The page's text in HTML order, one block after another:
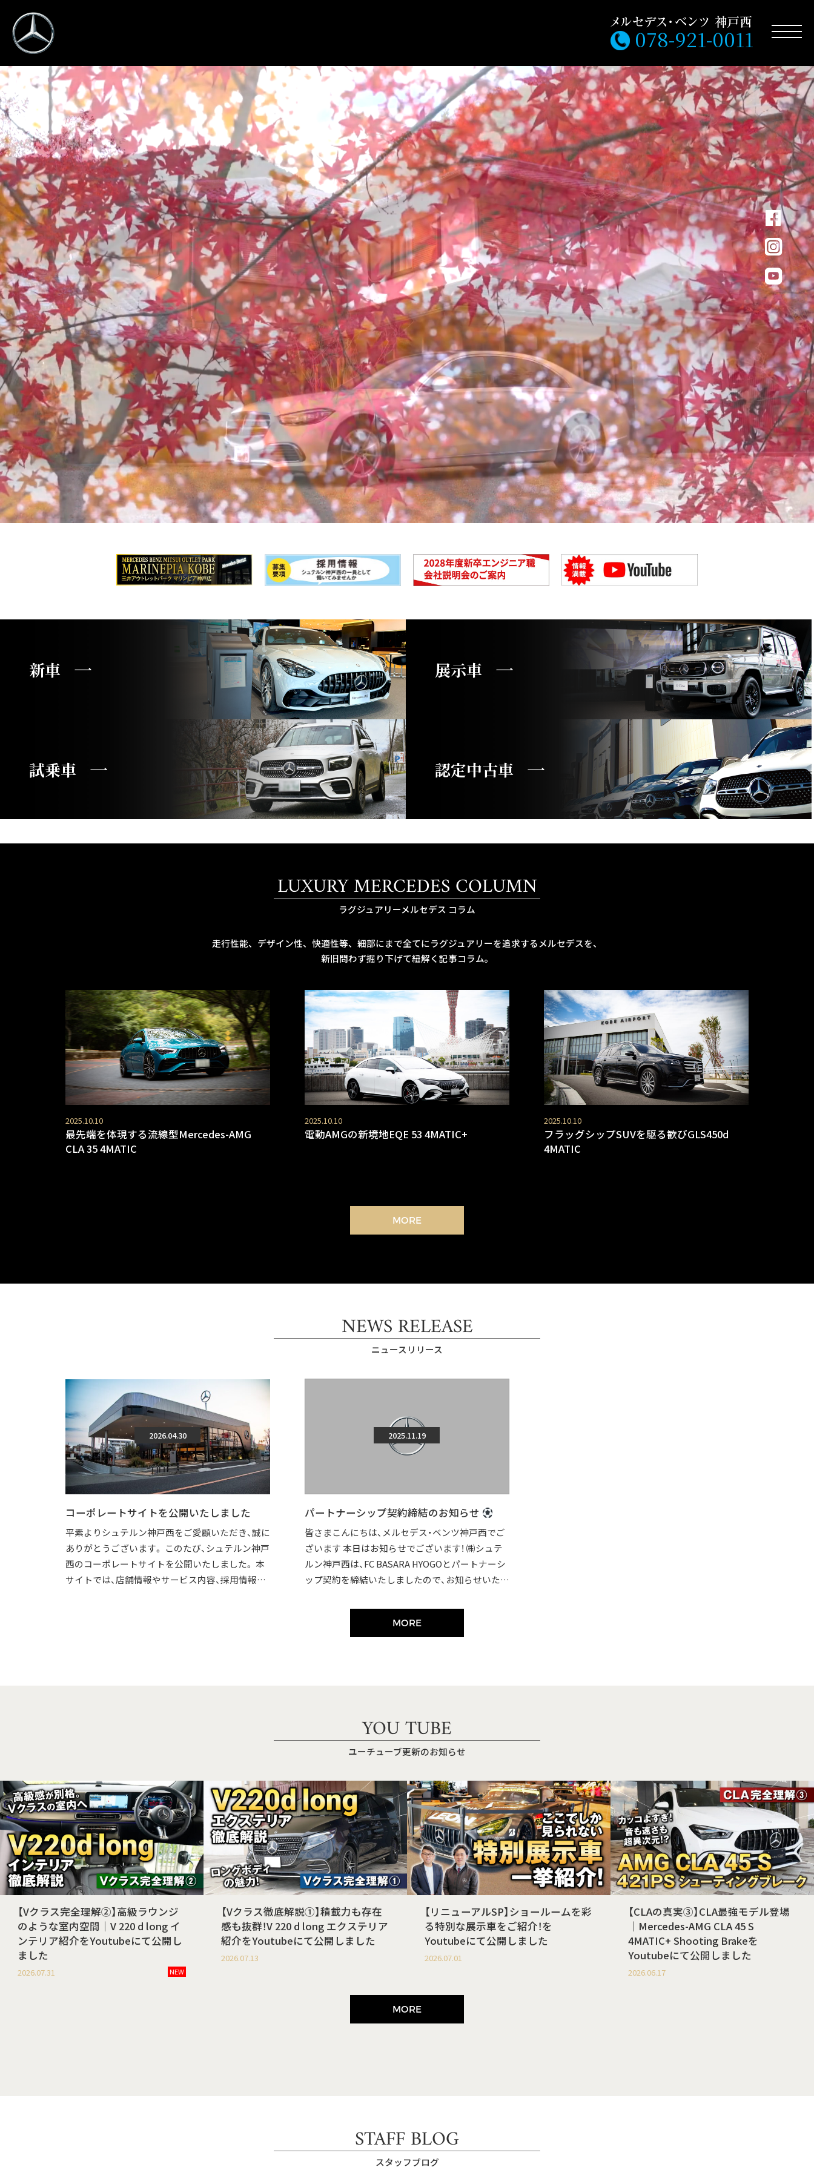
078-921-0011
新車 展示車
試乗車 認定中古車
LUXURY MERCEDES COLUMN
ラグジュアリーメルセデス コラム
走行性能、デザイン性、快適性等、細部にまで全てにラグジュアリーを追求するメルセデスを、
新旧問わず掘り下げて紐解く記事コラム。
2025.10.10
最先端を体現する流線型Mercedes-AMG
CLA 35 4MATIC
2025.10.10
電動AMGの新境地EQE 53 4MATIC+
2025.10.10
フラッグシップSUVを駆る歓びGLS450d
4MATIC
MORE
NEWS RELEASE
ニュースリリース
2026.04.30
コーポレートサイトを公開いたしました
平素よりシュテルン神戸西をご愛顧いただき、誠に
ありがとうございます。 このたび、シュテルン神戸
西のコーポレートサイトを公開いたしました。 本
サイトでは、店舗情報やサービス内容、採用情報な
2025.11.19
パートナーシップ契約締結のお知らせ
皆さまこんにちは、メルセデス・ベンツ神戸西でご
ざいます 本日はお知らせでございます！ ㈱シュテ
ルン神戸西は、FC BASARA HYOGOとパートナーシ
ップ契約を締結いたしましたので、お知らせいたし
MORE
YOU TUBE
ユーチューブ更新のお知らせ
【Vクラス完全理解②】高級ラウンジ
のような室内空間｜V 220 d long イ
ンテリア紹介をYoutubeにて公開し
ました
2026.07.31 NEW
【Vクラス徹底解説①】積載力も存在
感も抜群！V 220 d long エクステリア
紹介をYoutubeにて公開しました
2026.07.13
【リニューアルSP】ショールームを彩
る特別な展示車をご紹介！を
Youtubeにて公開しました
2026.07.01
【CLAの真実③】CLA最強モデル登場
｜Mercedes-AMG CLA 45 S
4MATIC+ Shooting Brakeを
Youtubeにて公開しました
2026.06.17
MORE
STAFF BLOG
スタッフブログ